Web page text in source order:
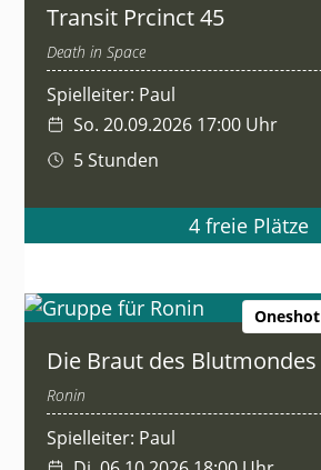
Transit Prcinct 45
Death in Space
Spielleiter: Paul
So. 20.09.2026 17:00 Uhr
5 Stunden
4 freie Plätze
Oneshot
Die Braut des Blutmondes
Ronin
Spielleiter: Paul